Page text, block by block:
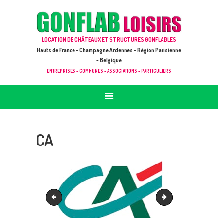
LOCATION DE CHÂTEAUX ET STRUCTURES GONFLABLES
Hauts de France - Champagne Ardennes - Région Parisienne
- Belgique
ENTREPRISES - COMMUNES - ASSOCIATIONS - PARTICULIERS
GONFLAB LOISIRS
ACCUEIL
JEUX À LOUER & PRESTATIONS
CATALOGUE / TARIF
DEMANDE DE DEVIS (SOUS 24H)
CA
Location châteaux gonflables Charleville MézièresVille de Amiens